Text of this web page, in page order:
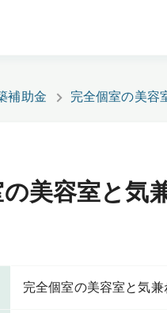
補助金 完全個室の美容
の美容室と気
完全個室の美容室と気